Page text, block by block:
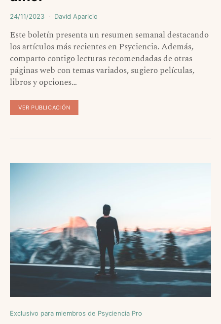
24/11/2023 David Aparicio
Este boletín presenta un resumen semanal destacando
los artículos más recientes en Psyciencia. Además,
comparto contigo lecturas recomendadas de otras
páginas web con temas variados, sugiero películas,
libros y opciones…
VER PUBLICACIÓN
Exclusivo para miembros de Psyciencia Pro